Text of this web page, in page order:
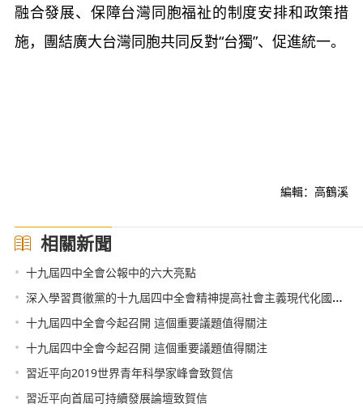
融合發展、保障台灣同胞福祉的制度安排和政策措
施，團結廣大台灣同胞共同反對“台獨”、促進統一。
編輯：高鶴溪
相關新聞
• 十九屆四中全會公報中的六大亮點
• 深入學習貫徹黨的十九屆四中全會精神提高社會主義現代化國際大都市治理能力和水平
• 十九屆四中全會今起召開 這個重要議題值得關注
• 十九屆四中全會今起召開 這個重要議題值得關注
• 習近平向2019世界青年科學家峰會致賀信
• 習近平向首屆可持續發展論壇致賀信